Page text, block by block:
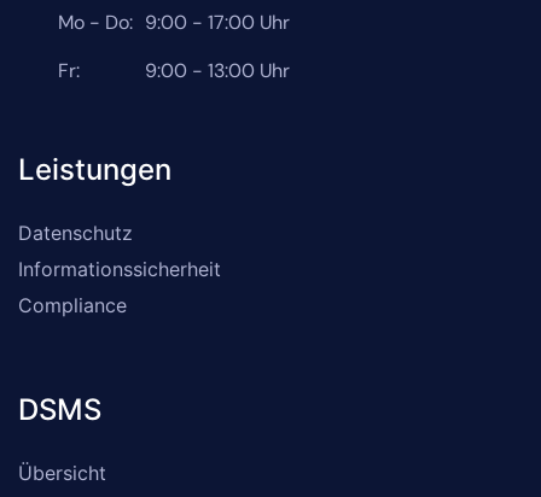
Mo - Do: 9:00 - 17:00 Uhr
Fr:
9:00 - 13:00 Uhr
Leistungen
Datenschutz
Informationssicherheit
Compliance
DSMS
Übersicht